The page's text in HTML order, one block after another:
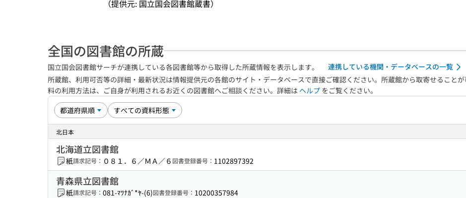
（提供元: 国立国会図書館蔵書）
全国の図書館の所蔵
国立国会図書館サーチが連携している各図書館等から取得した所蔵情報を表示します。
連携している機関・データベースの一覧
所蔵館、利用可否等の詳細・最新状況は情報提供元の各館のサイト・データベースで直接ご確認ください。所蔵館から取寄せること
料の利用方法は、ご自身が利用されるお近くの図書館へご相談ください。詳細は ヘルプ をご覧ください。
北日本
北海道立図書館
紙請求記号： ０８１．６／ＭＡ／６ 図書登録番号： 1102897392
青森県立図書館
紙請求記号： 081-ﾏﾂﾅｶﾞ*ﾔ-(6)図書登録番号： 10200357984